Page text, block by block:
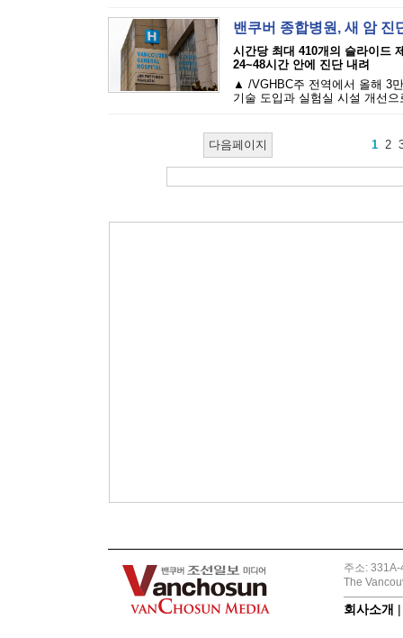
밴쿠버 종합병원, 새 암
시간당 최대 410개의 슬라이드
24~48시간 안에 진단 내려
▲ /VGHBC주 전역에서 올해 3
기술 도입과 실험실 시설 개선
다음페이지 1 2
주소:
The
회사소개